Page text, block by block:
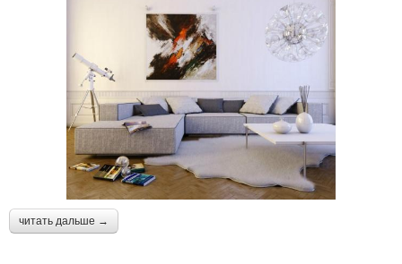
читать дальше →